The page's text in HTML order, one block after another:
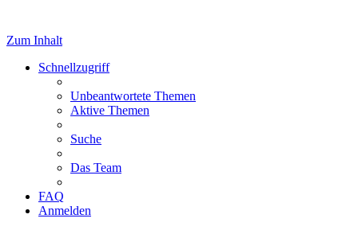
Zum Inhalt
Schnellzugriff
Unbeantwortete Themen
Aktive Themen
Suche
Das Team
FAQ
Anmelden